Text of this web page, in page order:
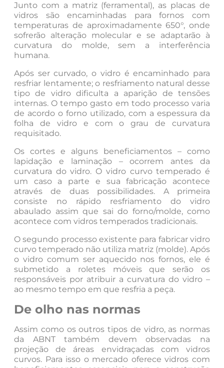
Junto com a matriz (ferramental), as placas de
vidros são encaminhadas para fornos com
temperaturas de aproximadamente 650°, onde
sofrerão alteração molecular e se adaptarão à
curvatura do molde, sem a interferência
humana.
Após ser curvado, o vidro é encaminhado para
resfriar lentamente; o resfriamento natural desse
tipo de vidro dificulta a aparição de tensões
internas. O tempo gasto em todo processo varia
de acordo o forno utilizado, com a espessura da
folha de vidro e com o grau de curvatura
requisitado.
Os cortes e alguns beneficiamentos – como
lapidação e laminação – ocorrem antes da
curvatura do vidro. O vidro curvo temperado é
um caso a parte e sua fabricação acontece
através de duas possibilidades. A primeira
consiste no rápido resfriamento do vidro
abaulado assim que sai do forno/molde, como
acontece com vidros temperados tradicionais.
O segundo processo existente para fabricar vidro
curvo temperado não utiliza matriz (molde). Após
o vidro comum ser aquecido nos fornos, ele é
submetido a roletes móveis que serão os
responsáveis por atribuir a curvatura do vidro –
ao mesmo tempo em que resfria a peça.
De olho nas normas
Assim como os outros tipos de vidro, as normas
da ABNT também devem observadas na
projeção de áreas envidraçadas com vidros
curvos. Para isso o mercado oferece vidros com